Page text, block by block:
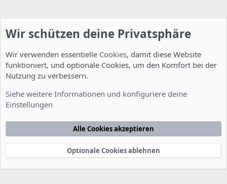
Nutzungsbedingungen Datenschutzerklärung
Startseite
e
Community platform by XenForo® © 2010-2022 XenForo Ltd.
xenDach©2010-2014
Wir schützen deine Privatsphäre
Wir verwenden essentielle Cookies, damit diese Website
funktioniert, und optionale Cookies, um den Komfort bei der
Nutzung zu verbessern.
Siehe weitere Informationen und konfiguriere deine
Einstellungen
Alle Cookies akzeptieren
Optionale Cookies ablehnen